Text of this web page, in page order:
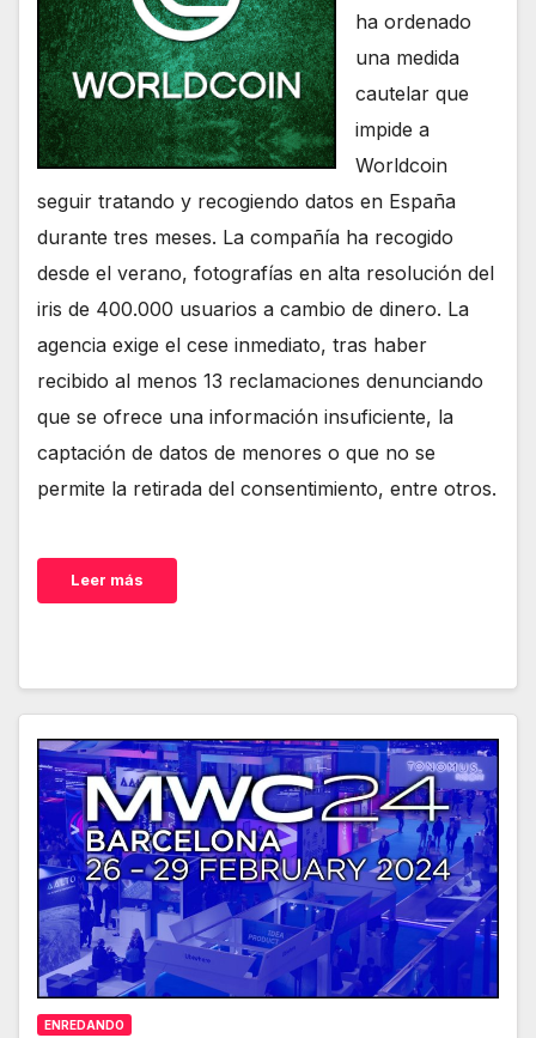
ha ordenado
una medida
cautelar que
impide a
Worldcoin
seguir tratando y recogiendo datos en España
durante tres meses. La compañía ha recogido
desde el verano, fotografías en alta resolución del
iris de 400.000 usuarios a cambio de dinero. La
agencia exige el cese inmediato, tras haber
recibido al menos 13 reclamaciones denunciando
que se ofrece una información insuficiente, la
captación de datos de menores o que no se
permite la retirada del consentimiento, entre otros.
Leer más
ENREDANDO